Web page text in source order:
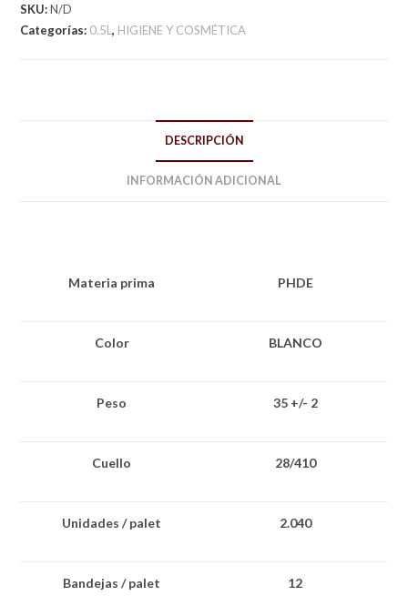
SKU:N/D
Categorías: 0.5L, HIGIENE Y COSMÉTICA
DESCRIPCIÓN
INFORMACIÓN ADICIONAL
Materia prima PHDE
Color BLANCO
Peso 35 +/- 2
Cuello 28/410
Unidades / palet 2.040
Bandejas / palet 12